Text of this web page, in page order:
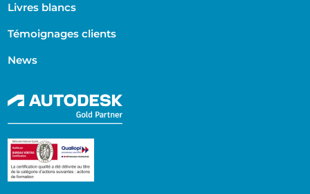
Livres blancs
Témoignages clients
News